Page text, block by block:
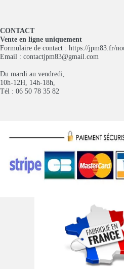
CONTACT
Vente en ligne uniquement
Formulaire de contact : https://jpm83.fr/
Email : contactjpm83@gmail.com
Du mardi au vendredi,
10h-12H, 14h-18h,
Tél : 06 50 78 35 82